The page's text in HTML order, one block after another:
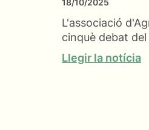
18/10/2025
L'associació
cinquè debat
Llegir la notícia